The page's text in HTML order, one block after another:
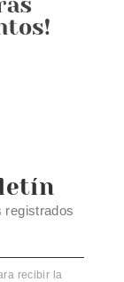
registrados
recibir la